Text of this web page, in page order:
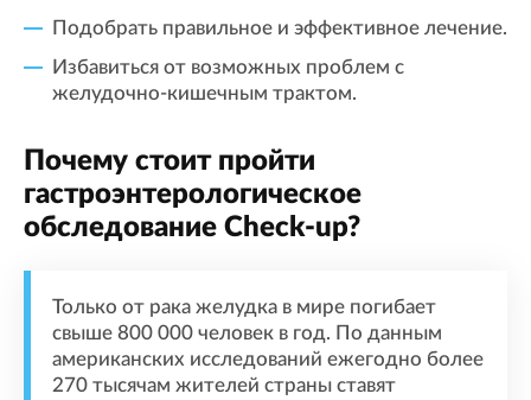
Подобрать правильное и эффективное лечение.
Избавиться от возможных проблем с
желудочно-кишечным трактом.
Почему стоит пройти
гастроэнтерологическое
обследование Check-up?
Только от рака желудка в мире погибает
свыше 800 000 человек в год. По данным
американских исследований ежегодно более
270 тысячам жителей страны ставят